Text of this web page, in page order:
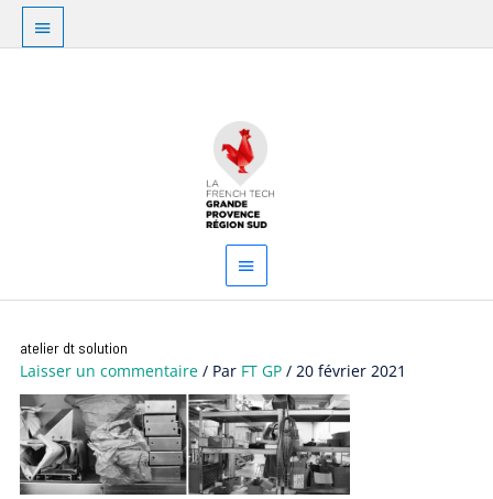
Aller
contenu
Au
dessus
principal
atelier dt solution
Laisser un commentaire / Par FT GP/20 février 2021
des
articles